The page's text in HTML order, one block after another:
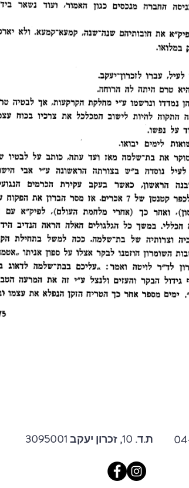
3095001 ת.ד. 10, זכרון יעקב